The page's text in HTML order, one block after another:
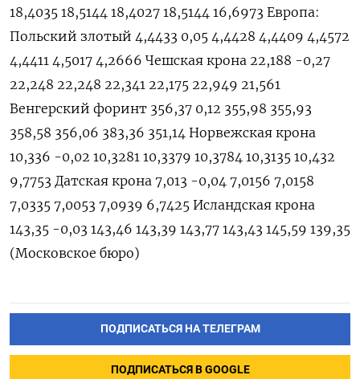
18,4035 18,5144 18,4027 18,5144 16,6973 Европа:
Польский злотый 4,4433 0,05 4,4428 4,4409 4,4572
4,4411 4,5017 4,2666 Чешская крона 22,188 -0,27
22,248 22,248 22,341 22,175 22,949 21,561
Венгерский форинт 356,37 0,12 355,98 355,93
358,58 356,06 383,36 351,14 Норвежская крона
10,336 -0,02 10,3281 10,3379 10,3784 10,3135 10,432
9,7753 Датская крона 7,013 -0,04 7,0156 7,0158
7,0335 7,0053 7,0939 6,7425 Исландская крона
143,35 -0,03 143,46 143,39 143,77 143,43 145,59 139,35
(Московское бюро)
ПОДПИСАТЬСЯ НА ТЕЛЕГРАМ
ПОДПИСАТЬСЯ В GOOGLE